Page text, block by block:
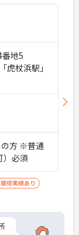
地5
虎杖浜駅」
方 ※普通
）必須
得実績あり